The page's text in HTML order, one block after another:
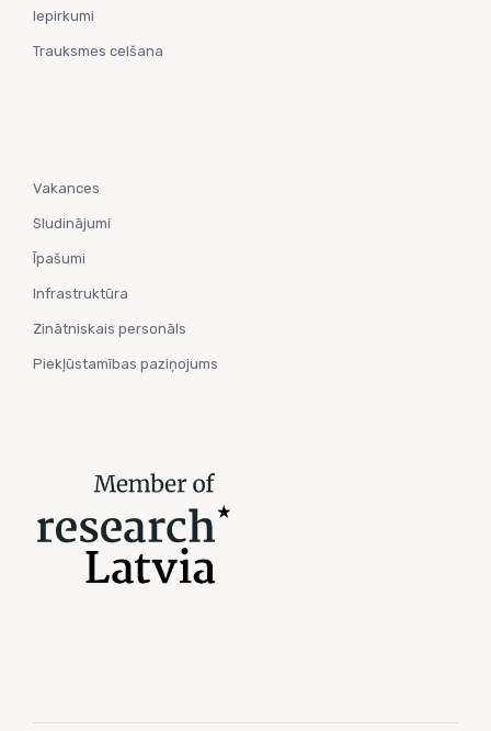
Iepirkumi
Trauksmes celšana
Vakances
Sludinājumi
Īpašumi
Infrastruktūra
Zinātniskais personāls
Piekļūstamības paziņojums